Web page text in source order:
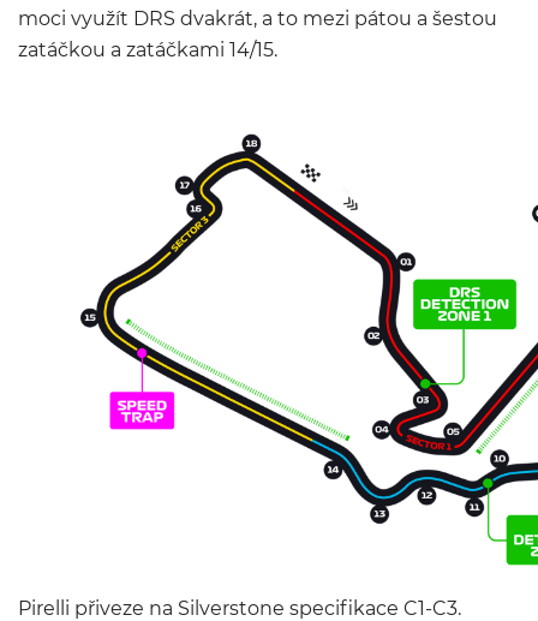
moci využít DRS dvakrát, a to mezi pátou a šestou
zatáčkou a zatáčkami 14/15.
Pirelli přiveze na Silverstone specifikace C1-C3.